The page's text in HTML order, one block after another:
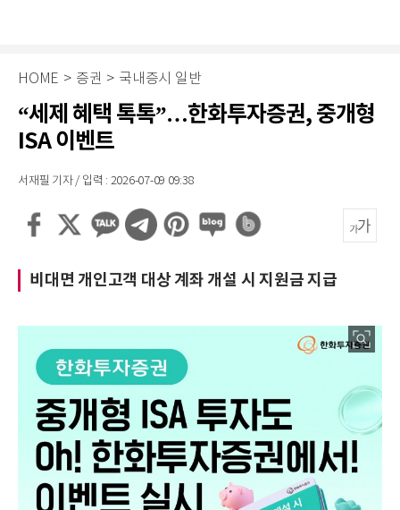
HOME > 증권 > 국내증시 일반
“세제 혜택 톡톡”…한화투자증권, 중개형
ISA 이벤트
서재필 기자 / 입력 : 2026-07-09 09:38
비대면 개인고객 대상 계좌 개설 시 지원금 지급